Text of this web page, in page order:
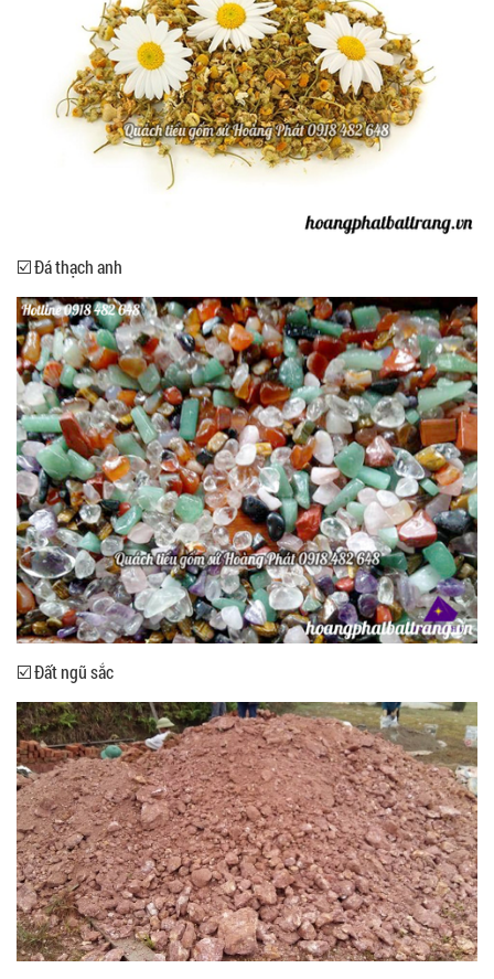
☑️ Đá thạch anh
☑️ Đất ngũ sắc